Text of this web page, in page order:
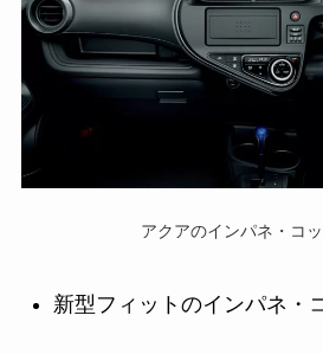
アクアのインパネ・コ
新型フィットのインパネ・